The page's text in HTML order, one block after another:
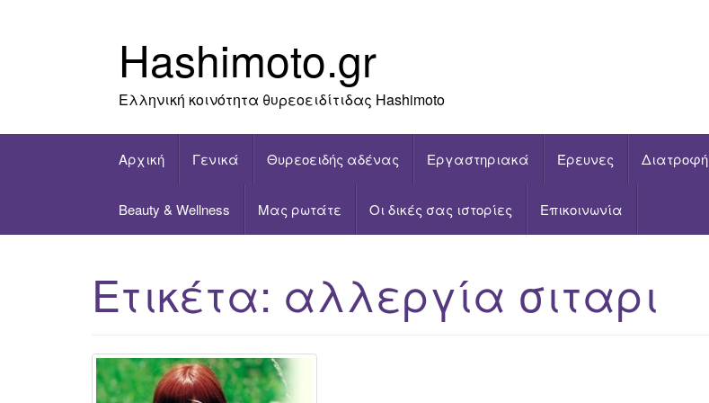
Hashimoto.gr
Ελληνική κοινότητα θυρεοειδίτιδας Hashimoto
Αρχική Γενικά Θυρεοειδής αδένας Εργαστηριακά Έρευνες Διατροφή
Beauty & Wellness Μας ρωτάτε Οι δικές σας ιστορίες Επικοινωνία
Ετικέτα: αλλεργία σιταρι